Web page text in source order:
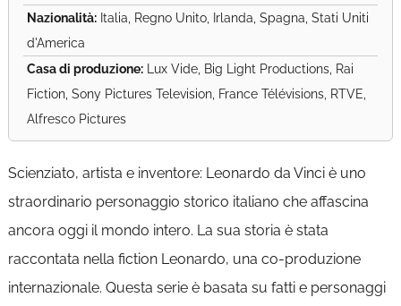
Nazionalità:Italia, Regno Unito, Irlanda, Spagna, Stati Uniti
d'America
Casa di produzione:Lux Vide, Big Light Productions, Rai
Fiction, Sony Pictures Television, France Télévisions, RTVE,
Alfresco Pictures
Scienziato, artista e inventore: Leonardo da Vinci è uno
straordinario personaggio storico italiano che affascina
ancora oggi il mondo intero. La sua storia è stata
raccontata nella fiction Leonardo, una co-produzione
internazionale. Questa serie è basata su fatti e personaggi